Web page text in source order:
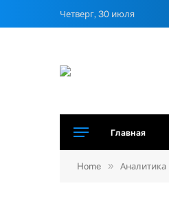
Четверг, 30 июля
Главная
Home » Аналитика